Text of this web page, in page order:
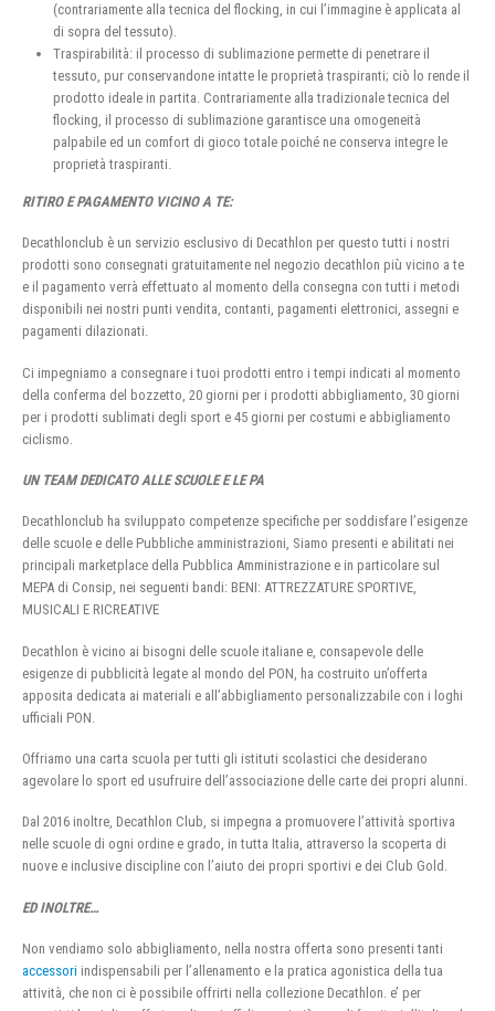
(contrariamente alla tecnica del flocking, in cui l’immagine è applicata al
di sopra del tessuto).
Traspirabilità: il processo di sublimazione permette di penetrare il
tessuto, pur conservandone intatte le proprietà traspiranti; ciò lo rende il
prodotto ideale in partita. Contrariamente alla tradizionale tecnica del
flocking, il processo di sublimazione garantisce una omogeneità
palpabile ed un comfort di gioco totale poiché ne conserva integre le
proprietà traspiranti.
RITIRO E PAGAMENTO VICINO A TE:
Decathlonclub è un servizio esclusivo di Decathlon per questo tutti i nostri
prodotti sono consegnati gratuitamente nel negozio decathlon più vicino a te
e il pagamento verrà effettuato al momento della consegna con tutti i metodi
disponibili nei nostri punti vendita, contanti, pagamenti elettronici, assegni e
pagamenti dilazionati.
Ci impegniamo a consegnare i tuoi prodotti entro i tempi indicati al momento
della conferma del bozzetto, 20 giorni per i prodotti abbigliamento, 30 giorni
per i prodotti sublimati degli sport e 45 giorni per costumi e abbigliamento
ciclismo.
UN TEAM DEDICATO ALLE SCUOLE E LE PA
Decathlonclub ha sviluppato competenze specifiche per soddisfare l’esigenze
delle scuole e delle Pubbliche amministrazioni, Siamo presenti e abilitati nei
principali marketplace della Pubblica Amministrazione e in particolare sul
MEPA di Consip, nei seguenti bandi: BENI: ATTREZZATURE SPORTIVE,
MUSICALI E RICREATIVE
Decathlon è vicino ai bisogni delle scuole italiane e, consapevole delle
esigenze di pubblicità legate al mondo del PON, ha costruito un’offerta
apposita dedicata ai materiali e all’abbigliamento personalizzabile con i loghi
ufficiali PON.
Offriamo una carta scuola per tutti gli istituti scolastici che desiderano
agevolare lo sport ed usufruire dell’associazione delle carte dei propri alunni.
Dal 2016 inoltre, Decathlon Club, si impegna a promuovere l’attività sportiva
nelle scuole di ogni ordine e grado, in tutta Italia, attraverso la scoperta di
nuove e inclusive discipline con l’aiuto dei propri sportivi e dei Club Gold.
ED INOLTRE…
Non vendiamo solo abbigliamento, nella nostra offerta sono presenti tanti
accessori indispensabili per l’allenamento e la pratica agonistica della tua
attività, che non ci è possibile offrirti nella collezione Decathlon. e’ per